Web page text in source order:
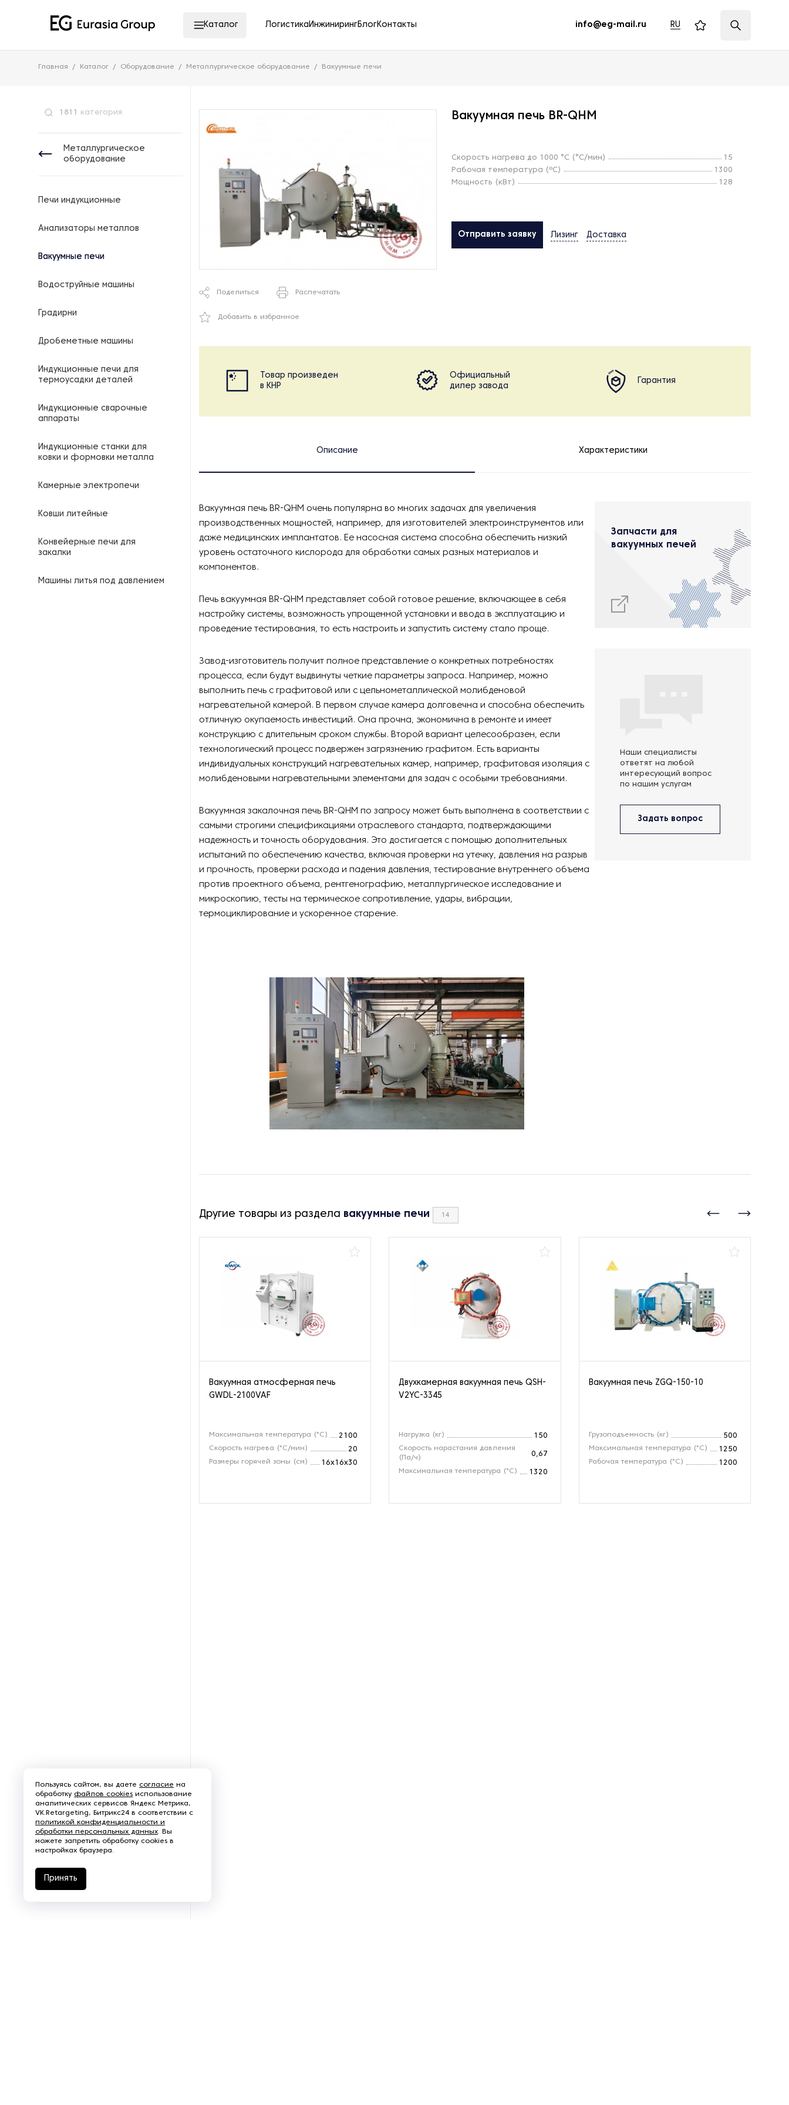
Каталог Логистика ИнжинирингБлогКонтакты info@eg-mail.ru RU
Главная Каталог Оборудование Металлургическое оборудование Вакуумные печи
1811 категория
Металлургическое
оборудование
Печи индукционные
Анализаторы металлов
Вакуумные печи
Водоструйные машины
Градирни
Дробеметные машины
Индукционные печи для
термоусадки деталей
Индукционные сварочные
аппараты
Индукционные станки для
ковки и формовки металла
Камерные электропечи
Ковши литейные
Конвейерные печи для
закалки
Машины литья под давлением
Поделиться Распечатать
Добавить в избранное
Вакуумная печь BR-QHM
Скорость нагрева до 1000 °C (°C/мин)
15
Рабочая температура (ºС)
1300
Мощность (кВт)
128
Отправить заявку Лизинг Доставка
Товар произведен
в КНР
Официальный
дилер завода
Гарантия
Описание Характеристики
Вакуумная печь BR-QHM очень популярна во многих задачах для увеличения
производственных мощностей, например, для изготовителей электроинструментов или
даже медицинских имплантатов. Ее насосная система способна обеспечить низкий
уровень остаточного кислорода для обработки самых разных материалов и
компонентов.
Печь вакуумная BR-QHM представляет собой готовое решение, включающее в себя
настройку системы, возможность упрощенной установки и ввода в эксплуатацию и
проведение тестирования, то есть настроить и запустить систему стало проще.
Завод-изготовитель получит полное представление о конкретных потребностях
процесса, если будут выдвинуты четкие параметры запроса. Например, можно
выполнить печь с графитовой или с цельнометаллической молибденовой
нагревательной камерой. В первом случае камера долговечна и способна обеспечить
отличную окупаемость инвестиций. Она прочна, экономична в ремонте и имеет
конструкцию с длительным сроком службы. Второй вариант целесообразен, если
технологический процесс подвержен загрязнению графитом. Есть варианты
индивидуальных конструкций нагревательных камер, например, графитовая изоляция с
молибденовыми нагревательными элементами для задач с особыми требованиями.
Вакуумная закалочная печь BR-QHM по запросу может быть выполнена в соответствии с
самыми строгими спецификациями отраслевого стандарта, подтверждающими
надежность и точность оборудования. Это достигается с помощью дополнительных
испытаний по обеспечению качества, включая проверки на утечку, давления на разрыв
и прочность, проверки расхода и падения давления, тестирование внутреннего объема
против проектного объема, рентгенографию, металлургическое исследование и
микроскопию, тесты на термическое сопротивление, удары, вибрации,
термоциклирование и ускоренное старение.
Запчасти для
вакуумных печей
Наши специалисты
ответят на любой
интересующий вопрос
по нашим услугам
Задать вопрос
Другие товары из раздела вакуумные печи 14
Вакуумная атмосферная печь
GWDL-2100VAF
Максимальная температура (°C)
2100
Скорость нагрева (°C/мин)
20
Размеры горячей зоны (см)
16x16x30
Двухкамерная вакуумная печь QSH-
V2YC-3345
Нагрузка (кг)
150
Скорость нарастания давления
(Па/ч)
0,67
Максимальная температура (°C) 1320
Вакуумная печь ZGQ-150-10
Грузоподъемность (кг)
500
Максимальная температура (°С)
1250
Рабочая температура (°С)
1200
Пользуясь сайтом, вы даете согласие на
обработку файлов cookies использование
аналитических сервисов Яндекс Метрика,
VK.Retargeting, Битрикс24 в соответствии с
политикой конфиденциальности и
обработки персональных данных. Вы
можете запретить обработку cookies в
настройках браузера.
Принять